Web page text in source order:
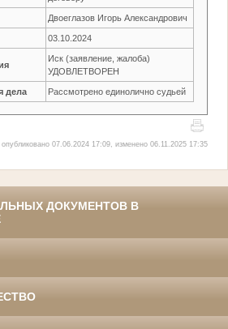
Двоеглазов Игорь Александрович
03.10.2024
Иск (заявление, жалоба)
УДОВЛЕТВОРЕН
дела Рассмотрено единолично судьей
опубликовано 07.06.2024 17:09, изменено 06.11.2025 17:35
ДОКУМЕНТОВ В